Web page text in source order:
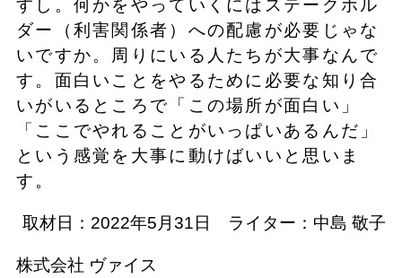
すし。何かをやっていくにはステークホル
ダー（利害関係者）への配慮が必要じゃな
いですか。周りにいる人たちが大事なんで
す。面白いことをやるために必要な知り合
いがいるところで「この場所が面白い」
「ここでやれることがいっぱいあるんだ」
という感覚を大事に動けばいいと思いま
す。
取材日：2022年5月31日 ライター：中島 敬子
株式会社 ヴァイス